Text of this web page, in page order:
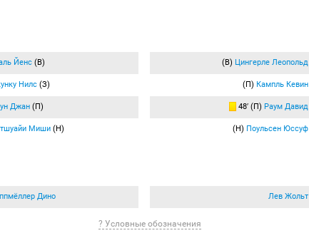
Йенс (В)
Нилс (З)
Джан (П)
Миши (Н)
Дино
(В) Цингерле Леопольд
(П) Кампль Кевин
48′ (П) Раум Давид
(Н) Поульсен Юссуф
Лев Жольт
? Условные обозначения